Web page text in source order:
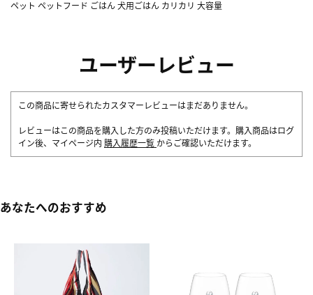
ペット ペットフード ごはん 犬用ごはん カリカリ 大容量
ユーザーレビュー
この商品に寄せられたカスタマーレビューはまだありません。
レビューはこの商品を購入した方のみ投稿いただけます。購入商品はログ
イン後、マイページ内 購入履歴一覧 からご確認いただけます。
あなたへのおすすめ